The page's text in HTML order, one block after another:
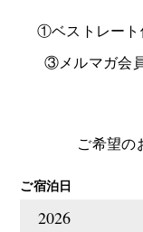
①ベストレート
③メルマガ会
ご希望の
ご宿泊日